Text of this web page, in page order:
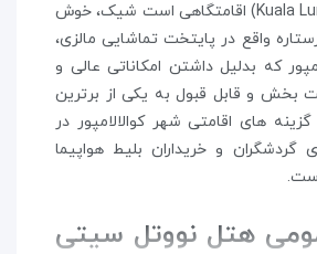
Kuala Lumpur City Centre) اقامتگاهی است شیک، خوش
واقع در پایتخت تماشایی مالزی،
که بدلیل داشتن امکاناتی عالی و
بخش و قابل قبول به یکی از برترین
های اقامتی شهر کوالالامپور در
گردشگران و خریداران بلیط هواپیما
هتل نووتل سیتی